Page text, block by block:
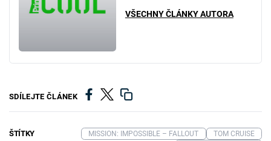
VŠECHNY ČLÁNKY AUTORA
SDÍLEJTE ČLÁNEK
ŠTÍTKY MISSION: IMPOSSIBLE – FALLOUT
TOM CRUISE